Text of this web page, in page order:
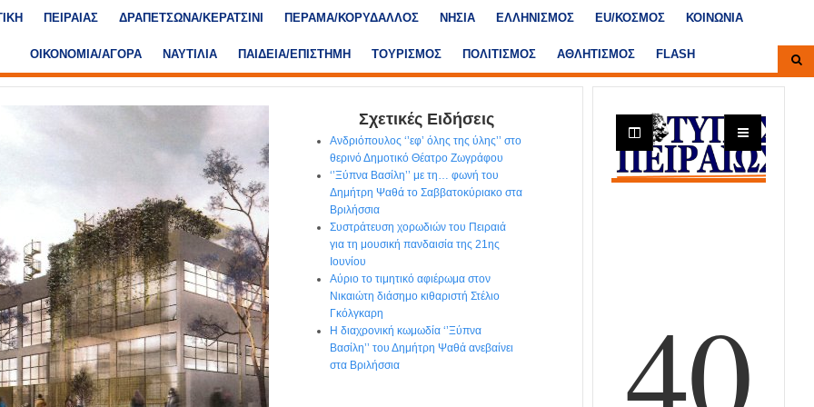
ΠΕΙΡΑΙΑΣ ΔΡΑΠΕΤΣΩΝΑ/ΚΕΡΑΤΣΙΝΙ ΠΕΡΑΜΑ/ΚΟΡΥΔΑΛΛΟΣ ΝΗΣΙΑ ΕΛΛΗΝΙΣΜΟΣ ΕU/ΚΟΣΜΟΣ ΚΟΙΝΩΝΙΑ
ΟΙΚΟΝΟΜΙΑ/ΑΓΟΡΑ ΝΑΥΤΙΛΙΑ ΠΑΙΔΕΙΑ/ΕΠΙΣΤΗΜΗ ΤΟΥΡΙΣΜΟΣ ΠΟΛΙΤΙΣΜΟΣ ΑΘΛΗΤΙΣΜΟΣ FLASH
Σχετικές Ειδήσεις
Ανδριόπουλος ‘’εφ’ όλης της ύλης’’ στο
θερινό Δημοτικό Θέατρο Ζωγράφου
‘’Ξύπνα Βασίλη’’ με τη… φωνή του
Δημήτρη Ψαθά το Σαββατοκύριακο στα
Βριλήσσια
Συστράτευση χορωδιών του Πειραιά
για τη μουσική πανδαισία της 21ης
Ιουνίου
Αύριο το τιμητικό αφιέρωμα στον
Νικαιώτη διάσημο κιθαριστή Στέλιο
Γκόλγκαρη
Η διαχρονική κωμωδία ‘’Ξύπνα
Βασίλη’’ του Δημήτρη Ψαθά ανεβαίνει
στα Βριλήσσια